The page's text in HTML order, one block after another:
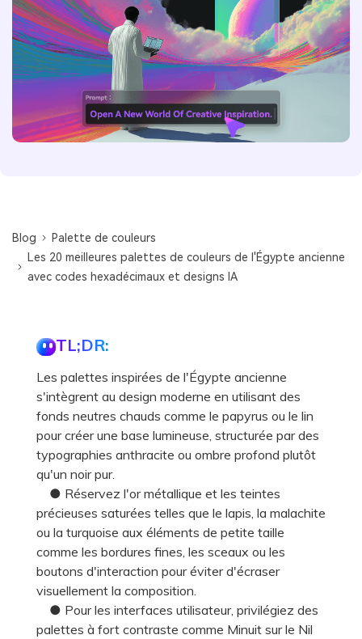
Blog
Palette de couleurs
Les 20 meilleures palettes de couleurs de l'Égypte ancienne
avec codes hexadécimaux et designs IA
TL;DR:
Les palettes inspirées de l'Égypte ancienne
s'intègrent au design moderne en utilisant des
fonds neutres chauds comme le papyrus ou le lin
pour créer une base lumineuse, structurée par des
typographies anthracite ou ombre profond plutôt
qu'un noir pur.
● Réservez l'or métallique et les teintes
précieuses saturées telles que le lapis, la malachite
ou la turquoise aux éléments de petite taille
comme les bordures fines, les sceaux ou les
boutons d'interaction pour éviter d'écraser
visuellement la composition.
● Pour les interfaces utilisateur, privilégiez des
palettes à fort contraste comme Minuit sur le Nil